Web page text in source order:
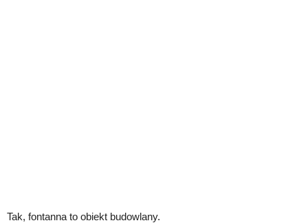
Tak, fontanna to obiekt budowlany.